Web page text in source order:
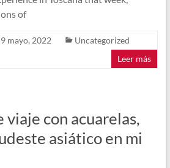
of
9 mayo, 2022
Uncategorized
Leer más
viaje con acuarelas,
asiático en mi